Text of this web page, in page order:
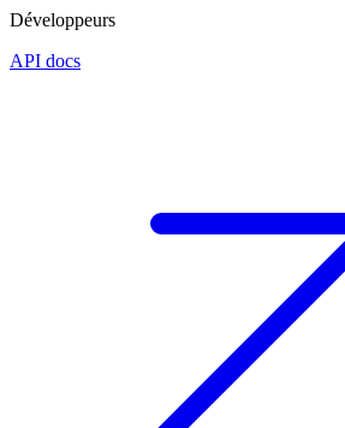
Développeurs
API docs